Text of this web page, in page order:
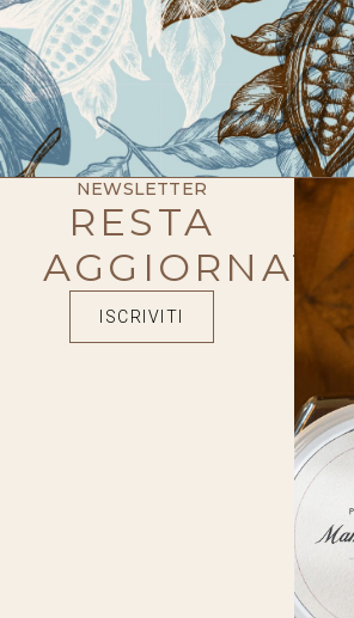
NEWSLETTER
RESTA
AGGIORNATO
ISCRIVITI